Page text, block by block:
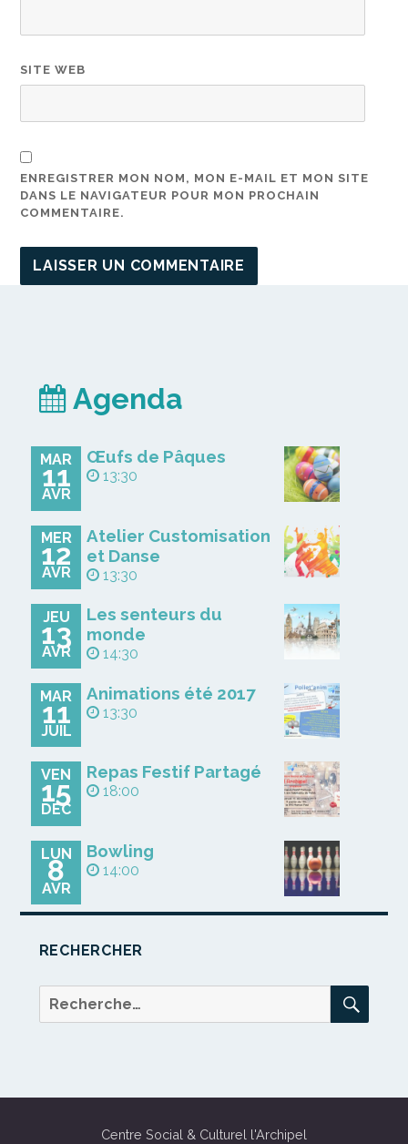
SITE WEB
ENREGISTRER MON NOM, MON E-MAIL ET MON SITE
DANS LE NAVIGATEUR POUR MON PROCHAIN
COMMENTAIRE.
Agenda
MAR
11
AVR
Œufs de Pâques
13:30
MER
12
AVR
Atelier Customisation
et Danse
13:30
JEU
13
AVR
Les senteurs du
monde
14:30
MAR
11
JUIL
Animations été 2017
13:30
VEN
15
DÉC
Repas Festif Partagé
18:00
LUN
8
AVR
Bowling
14:00
RECHERCHER
Recherche
Centre Social & Culturel l'Archipel